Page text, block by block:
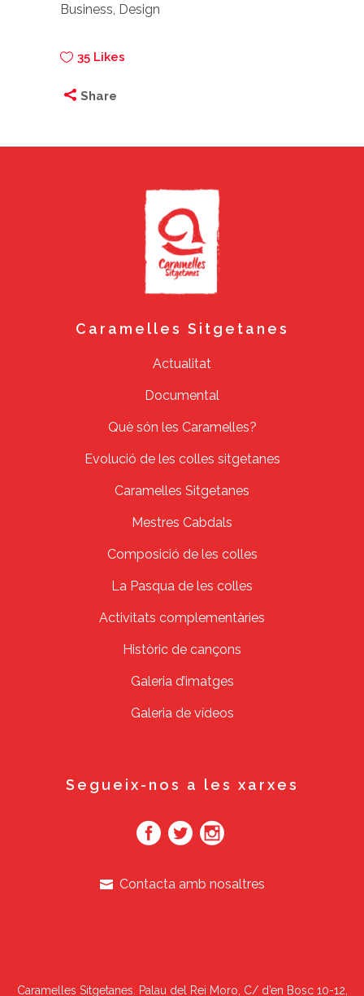
Business, Design
35 Likes
Share
Caramelles Sitgetanes
Actualitat
Documental
Què són les Caramelles?
Evolució de les colles sitgetanes
Caramelles Sitgetanes
Mestres Cabdals
Composició de les colles
La Pasqua de les colles
Activitats complementàries
Històric de cançons
Galeria d’imatges
Galeria de vídeos
Segueix-nos a les xarxes
Contacta amb nosaltres
Caramelles Sitgetanes. Palau del Rei Moro, C/ d’en Bosc 10-12,